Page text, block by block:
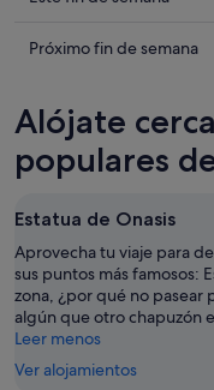
esta
ago
7
Nidri
por
noche,
ago
-
8
ago
precios
para
fin
semana,
7
ago
-
9
ago
Comprueba
en
Nidri
para
próximo
fin
de
semana,
14
ago
-
Próximo fin de semana
Alójate
populares
Estatua de Onasis
Aprovecha tu viaje para
sus puntos más famosos:
zona, ¿por qué no pasear
algún que otro chapuzón
Leer menos
Ver alojamientos